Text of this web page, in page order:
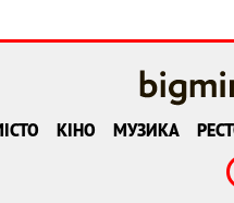
КІНО МУЗИКА